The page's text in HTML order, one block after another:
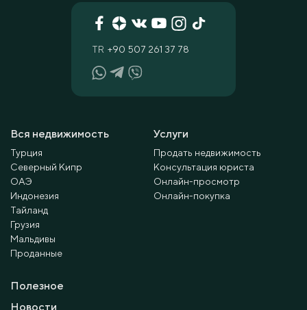
Вся недвижимость
Турция
Северный Кипр
ОАЭ
Индонезия
Тайланд
Грузия
Мальдивы
Проданные
Услуги
Продать недвижимость
Консультация юриста
Онлайн-просмотр
Онлайн-покупка
Полезное
Новости
TR +90 507 261 37 78